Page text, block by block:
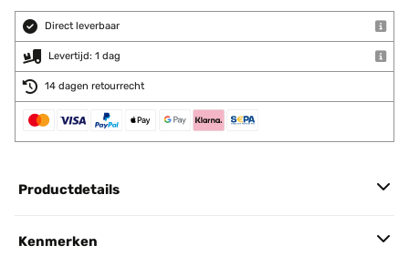
Direct leverbaar
Levertijd: 1 dag
14 dagen retourrecht
Productdetails
Kenmerken